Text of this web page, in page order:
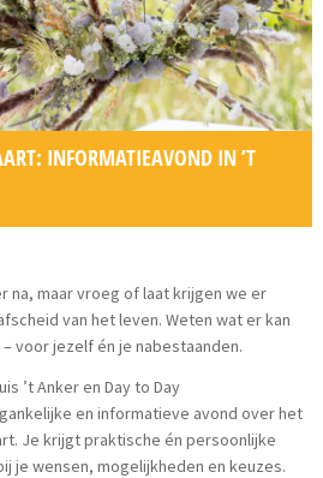
INFORMATIEAVOND IN ’T
na, maar vroeg of laat krijgen we er
van het leven. Weten wat er kan
voor jezelf én je nabestaanden.
’t Anker en Day to Day
en informatieve avond over het
Je krijgt praktische én persoonlijke
je wensen, mogelijkheden en keuzes.